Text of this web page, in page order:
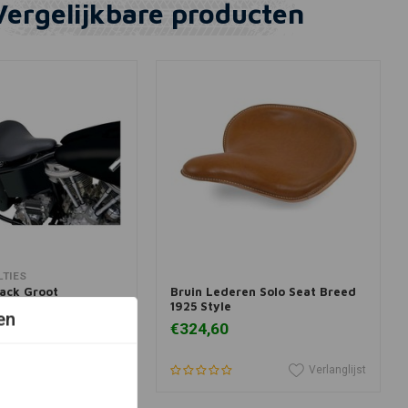
producten
Groot
Bruin Lederen Solo Seat Breed
1925 Style
€324,60
Verlanglijst